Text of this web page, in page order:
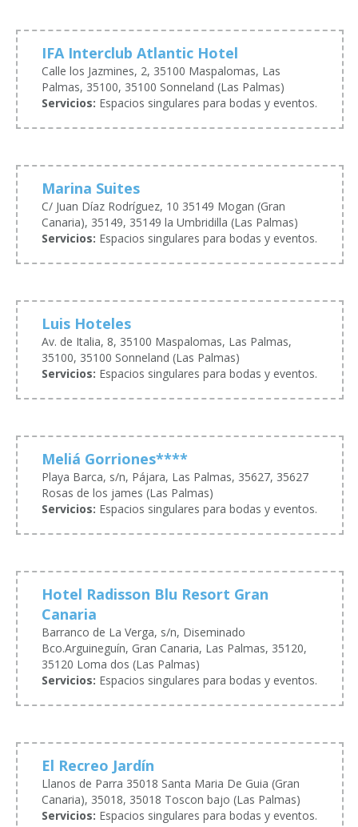
IFA Interclub Atlantic Hotel
Calle los Jazmines, 2, 35100 Maspalomas, Las
Palmas, 35100, 35100 Sonneland (Las Palmas)
Servicios: Espacios singulares para bodas y eventos.
Marina Suites
C/ Juan Díaz Rodríguez, 10 35149 Mogan (Gran
Canaria), 35149, 35149 la Umbridilla (Las Palmas)
Servicios: Espacios singulares para bodas y eventos.
Luis Hoteles
Av. de Italia, 8, 35100 Maspalomas, Las Palmas,
35100, 35100 Sonneland (Las Palmas)
Servicios: Espacios singulares para bodas y eventos.
Meliá Gorriones****
Playa Barca, s/n, Pájara, Las Palmas, 35627, 35627
Rosas de los james (Las Palmas)
Servicios: Espacios singulares para bodas y eventos.
Hotel Radisson Blu Resort Gran
Canaria
Barranco de La Verga, s/n, Diseminado
Bco.Arguineguín, Gran Canaria, Las Palmas, 35120,
35120 Loma dos (Las Palmas)
Servicios: Espacios singulares para bodas y eventos.
El Recreo Jardín
Llanos de Parra 35018 Santa Maria De Guia (Gran
Canaria), 35018, 35018 Toscon bajo (Las Palmas)
Servicios: Espacios singulares para bodas y eventos.